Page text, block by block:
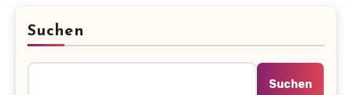
Suchen
Suchen